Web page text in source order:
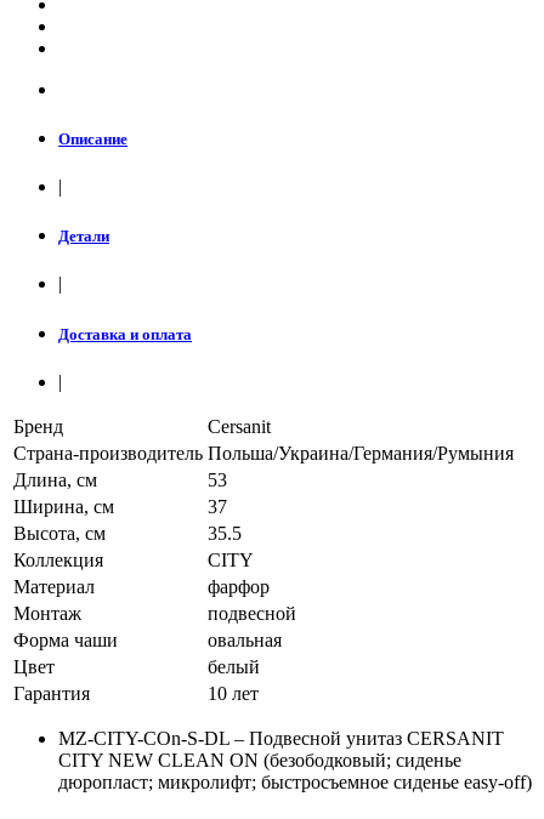
Описание
|
Детали
|
Доставка и оплата
|
Бренд
Cersanit
Страна-производитель Польша/Украина/Германия/Румыния
Длина, см
53
Ширина, см
37
Высота, см
35.5
Коллекция
CITY
Материал
фарфор
Монтаж
подвесной
Форма чаши
овальная
Цвет
белый
Гарантия
10 лет
MZ-CITY-COn-S-DL – Подвесной унитаз CERSANIT
CITY NEW CLEAN ON (безободковый; сиденье
дюропласт; микролифт; быстросъемное сиденье easy-off)